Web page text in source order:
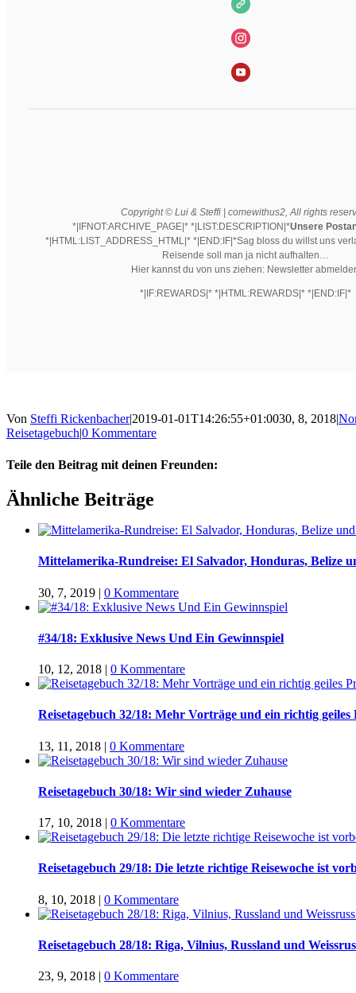
Copyright © Lui & Steffi | comewithus2, All rights
*|IFNOT:ARCHIVE_PAGE|* *|LIST:DESCRIPTION|*Unsere
*|HTML:LIST_ADDRESS_HTML|* *|END:IF|*Sag bloss du willst uns
Reisende soll man ja nicht aufhalten…
Hier kannst du von uns ziehen: Newsletter
*|IF:REWARDS|* *|HTML:REWARDS|* *|END:IF|*
Von Steffi Rickenbacher|2019-01-01T14:26:55+01:0030, 8, 2018|
Reisetagebuch|0 Kommentare
Teile den Beitrag mit deinen Freunden:
Facebook
Twitter
LinkedIn
Google+
Pinterest
Email
Ähnliche Beiträge
Mittelamerika-Rundreise: El Salvador, Honduras, Belize
30, 7, 2019 | 0 Kommentare
#34/18: Exklusive News Und Ein Gewinnspiel
10, 12, 2018 | 0 Kommentare
Reisetagebuch 32/18: Mehr Vorträge und ein richtig
13, 11, 2018 | 0 Kommentare
Reisetagebuch 30/18: Wir sind wieder Zuhause
17, 10, 2018 | 0 Kommentare
Reisetagebuch 29/18: Die letzte richtige Reisewoche ist
8, 10, 2018 | 0 Kommentare
Reisetagebuch 28/18: Riga, Vilnius, Russland und
23, 9, 2018 | 0 Kommentare